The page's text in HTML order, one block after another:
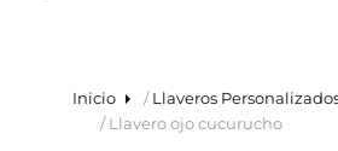
Inicio /Llaveros
/ Llavero ojo cucurucho